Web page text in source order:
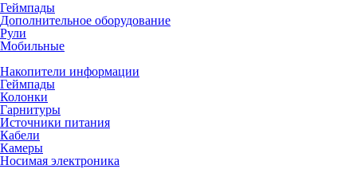
Геймпады
Дополнительное оборудование
Рули
Мобильные
Накопители информации
Геймпады
Колонки
Гарнитуры
Источники питания
Кабели
Камеры
Носимая электроника